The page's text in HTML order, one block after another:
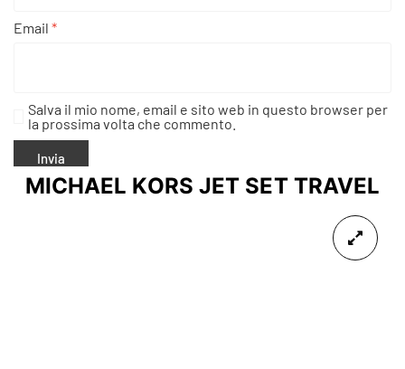
Email *
Salva il mio nome, email e sito web in questo browser per
la prossima volta che commento.
MICHAEL KORS JET SET TRAVEL